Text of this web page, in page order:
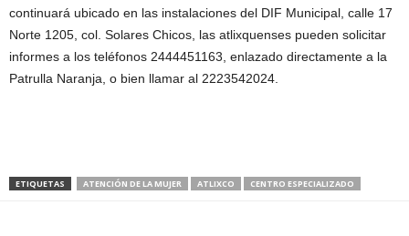
continuará ubicado en las instalaciones del DIF Municipal, calle 17
Norte 1205, col. Solares Chicos, las atlixquenses pueden solicitar
informes a los teléfonos 2444451163, enlazado directamente a la
Patrulla Naranja, o bien llamar al 2223542024.
ETIQUETAS ATENCIÓN DE LA MUJER ATLIXCO CENTRO ESPECIALIZADO